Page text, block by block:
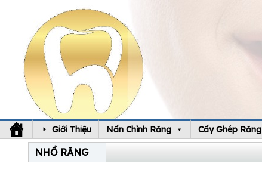
content
Giới Thiệu Nấn Chỉnh Răng Cấy Ghép Răng
NHỔ RĂNG